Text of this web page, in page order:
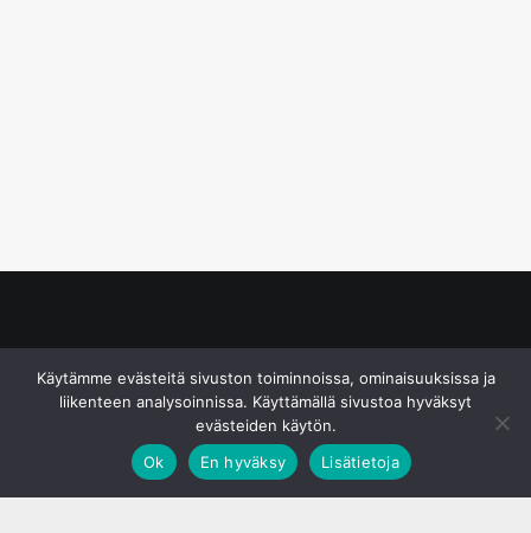
Käytämme evästeitä sivuston toiminnoissa, ominaisuuksissa ja
liikenteen analysoinnissa. Käyttämällä sivustoa hyväksyt
evästeiden käytön.
Ok
En hyväksy Lisätietoja